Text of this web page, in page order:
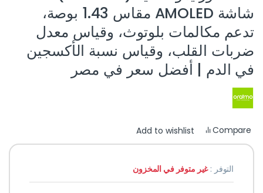
شاشة AMOLED مقاس 1.43 بوصة،
تدعم مكالمات بلوتوث، وقياس معدل
ضربات القلب، وقياس نسبة الأكسجين
في الدم | أفضل سعر في مصر
Compare
Add to wishlist
التوفر :غير متوفر في المخزون